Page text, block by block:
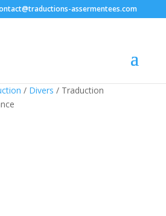
assermentees.com
/ Divers / Traduction